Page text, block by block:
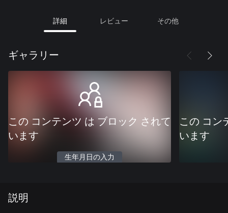
詳細 レビュー その他
ギャラリー
この コンテンツ は ブロック されて
います
生年月日の入力
この コン
います
説明